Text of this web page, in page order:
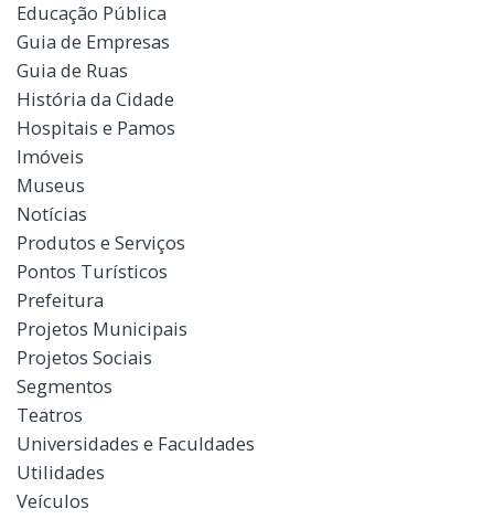
Educação Pública
Guia de Empresas
Guia de Ruas
História da Cidade
Hospitais e Pamos
Imóveis
Museus
Notícias
Produtos e Serviços
Pontos Turísticos
Prefeitura
Projetos Municipais
Projetos Sociais
Segmentos
Teatros
Universidades e Faculdades
Utilidades
Veículos